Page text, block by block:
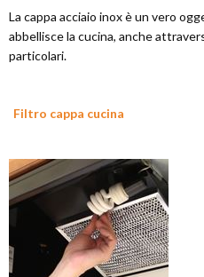
La cappa acciaio inox è un vero
abbellisce la cucina, anche
particolari.
Filtro cappa cucina